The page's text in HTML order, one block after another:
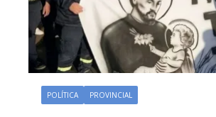
POLÍTICA PROVINCIAL